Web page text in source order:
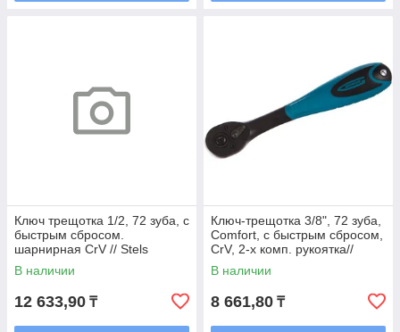
Ключ трещотка 1/2, 72 зуба, с
быстрым сбросом.
шарнирная СrV // Stels
В наличии
12 633,90 ₸
Ключ-трещотка 3/8", 72 зуба,
Comfort, с быстрым сбросом,
CrV, 2-х комп. рукоятка//
Gross
В наличии
8 661,80 ₸